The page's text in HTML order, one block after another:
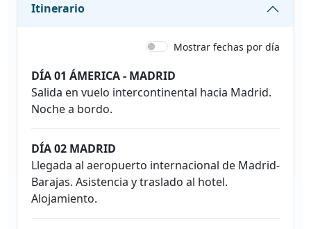
Itinerario
Mostrar fechas por día
DÍA 01 ÁMERICA - MADRID
Salida en vuelo intercontinental hacia Madrid.
Noche a bordo.
DÍA 02 MADRID
Llegada al aeropuerto internacional de Madrid-
Barajas. Asistencia y traslado al hotel.
Alojamiento.